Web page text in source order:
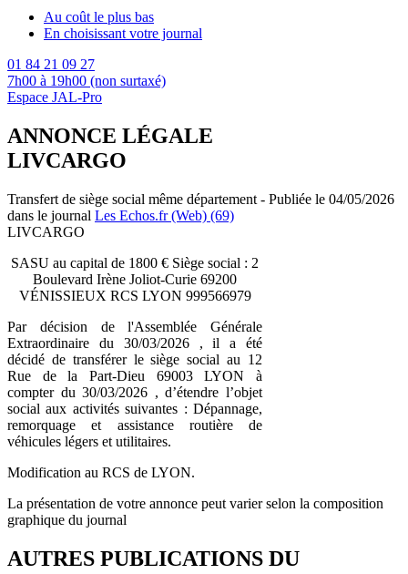
Au coût le plus bas
En choisissant votre journal
01 84 21 09 27
7h00 à 19h00 (non surtaxé)
Espace JAL-Pro
ANNONCE LÉGALE
LIVCARGO
Transfert de siège social même département - Publiée le 04/05/2026
dans le journal Les Echos.fr (Web) (69)
LIVCARGO
SASU au capital de 1800 € Siège social : 2
Boulevard Irène Joliot-Curie 69200
VÉNISSIEUX RCS LYON 999566979
Par décision de l'Assemblée Générale
Extraordinaire du 30/03/2026 , il a été
décidé de transférer le siège social au 12
Rue de la Part-Dieu 69003 LYON à
compter du 30/03/2026 , d’étendre l’objet
social aux activités suivantes : Dépannage,
remorquage et assistance routière de
véhicules légers et utilitaires.
Modification au RCS de LYON.
La présentation de votre annonce peut varier selon la composition
graphique du journal
AUTRES PUBLICATIONS DU